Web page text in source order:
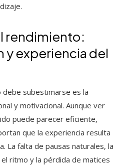
rendimiento:
y experiencia del
debe subestimarse es la
y motivacional. Aunque ver
puede parecer eficiente,
que la experiencia resulta
La falta de pausas naturales, la
ritmo y la pérdida de matices